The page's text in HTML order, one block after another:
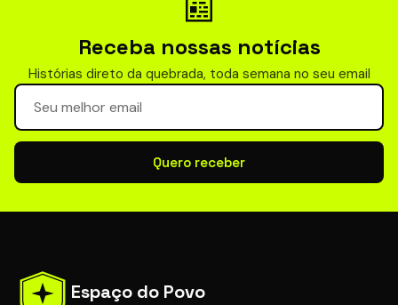
Receba nossas notícias
Histórias direto da quebrada, toda semana no seu email
Seu email para newsletter
Quero receber
Espaço do Povo